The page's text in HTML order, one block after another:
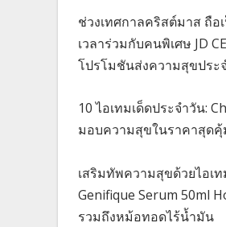
ช่วงเทศกาลคริสต์มาส ถื
เวลาร่วมกับคนพิเศษ JD
โปรโมชันส่งความสุขประ
10 ไอเทมเด็ดประจำวัน:
มอบความสุขในราคาสุดคุ้
เสริมทัพความสุขด้วยไอเ
Genifique Serum 50ml
รวมถึงหม้อทอดไร้น้ำมัน